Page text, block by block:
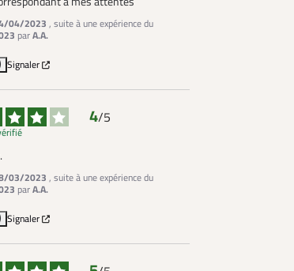
04/2023 , suite à une expérience du
parA.A.
Signaler
4/5
03/2023 , suite à une expérience du
parA.A.
Signaler